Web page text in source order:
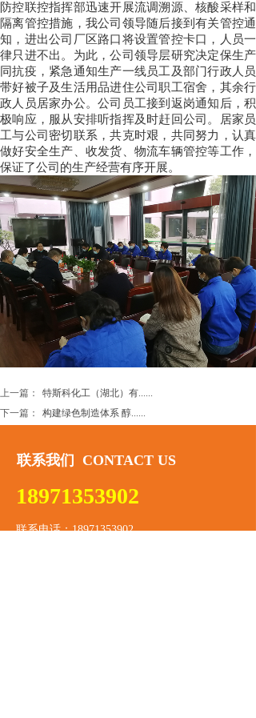
防控联控指挥部迅速开展流调溯源、核酸采样和
隔离管控措施，我公司领导随后接到有关管控通
知，进出公司厂区路口将设置管控卡口，人员一
律只进不出。为此，公司领导层研究决定保生产
同抗疫，紧急通知生产一线员工及部门行政人员
带好被子及生活用品进住公司职工宿舍，其余行
政人员居家办公。公司员工接到返岗通知后，积
极响应，服从安排听指挥及时赶回公司。居家员
工与公司密切联系，共克时艰，共同努力，认真
做好安全生产、收发货、物流车辆管控等工作，
保证了公司的生产经营有序开展。
上一篇：
特斯科化工（湖北）有......
下一篇：
构建绿色制造体系 醇......
18971353902
联系电话：18971353902
联系我们​ CONTACT US